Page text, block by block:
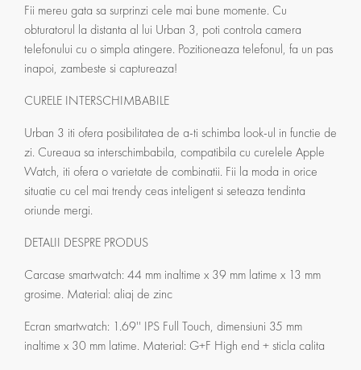
Fii mereu gata sa surprinzi cele mai bune momente. Cu
obturatorul la distanta al lui Urban 3, poti controla camera
telefonului cu o simpla atingere. Pozitioneaza telefonul, fa un pas
inapoi, zambeste si captureaza!
CURELE INTERSCHIMBABILE
Urban 3 iti ofera posibilitatea de a-ti schimba look-ul in functie de
zi. Cureaua sa interschimbabila, compatibila cu curelele Apple
Watch, iti ofera o varietate de combinatii. Fii la moda in orice
situatie cu cel mai trendy ceas inteligent si seteaza tendinta
oriunde mergi.
DETALII DESPRE PRODUS
Carcase smartwatch: 44 mm inaltime x 39 mm latime x 13 mm
grosime. Material: aliaj de zinc
Ecran smartwatch: 1.69'' IPS Full Touch, dimensiuni 35 mm
inaltime x 30 mm latime. Material: G+F High end + sticla calita